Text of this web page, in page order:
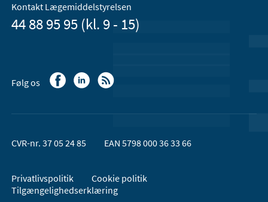
Kontakt Lægemiddelstyrelsen
44 88 95 95 (kl. 9 - 15)
Følg os
CVR-nr. 37 05 24 85 EAN 5798 000 36 33 66
Privatlivspolitik
Cookie politik
Tilgængelighedserklæring